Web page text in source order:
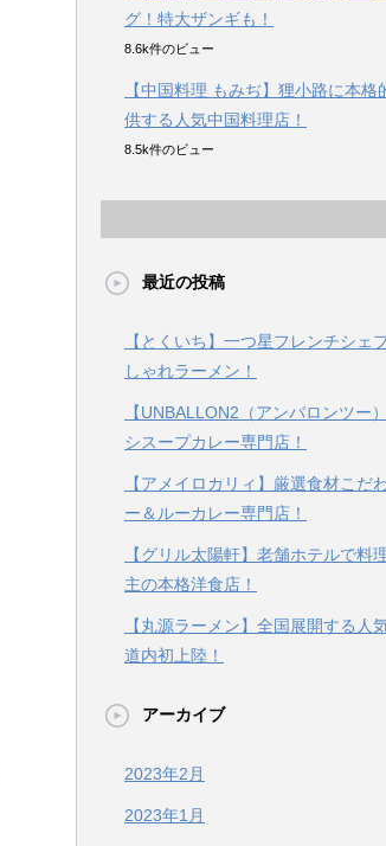
グ！特大ザンギも！
8.6k件のビュー
【中国料理 もみぢ】狸小路に本格
供する人気中国料理店！
8.5k件のビュー
最近の投稿
【とくいち】一つ星フレンチシェ
しゃれラーメン！
【UNBALLON2（アンバロンツー
シスープカレー専門店！
【アメイロカリィ】厳選食材こだ
ー＆ルーカレー専門店！
【グリル太陽軒】老舗ホテルで料
主の本格洋食店！
【丸源ラーメン】全国展開する人
道内初上陸！
アーカイブ
2023年2月
2023年1月